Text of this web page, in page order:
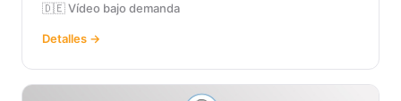
🇩🇪 Vídeo bajo demanda
Detalles →